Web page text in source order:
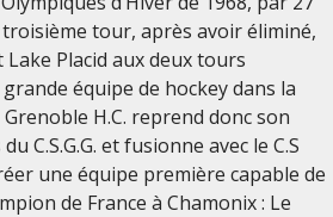
tour, après avoir éliminé,
Placid aux deux tours
équipe de hockey dans la
H.C. reprend donc son
C.S.G.G. et fusionne avec le C.S
une équipe première capable de
de France à Chamonix : Le